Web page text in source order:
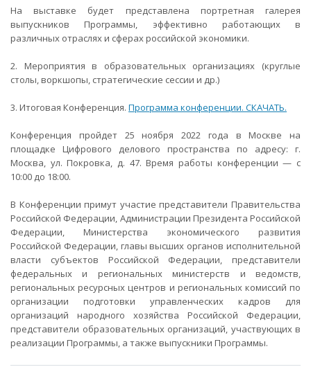
На выставке будет представлена портретная галерея
выпускников Программы, эффективно работающих в
различных отраслях и сферах российской экономики.
2. Мероприятия в образовательных организациях (круглые
столы, воркшопы, стратегические сессии и др.)
3. Итоговая Конференция. Программа конференции. СКАЧАТЬ.
Конференция пройдет 25 ноября 2022 года в Москве на
площадке Цифрового делового пространства по адресу: г.
Москва, ул. Покровка, д. 47. Время работы конференции — с
10:00 до 18:00.
В Конференции примут участие представители Правительства
Российской Федерации, Администрации Президента Российской
Федерации, Министерства экономического развития
Российской Федерации, главы высших органов исполнительной
власти субъектов Российской Федерации, представители
федеральных и региональных министерств и ведомств,
региональных ресурсных центров и региональных комиссий по
организации подготовки управленческих кадров для
организаций народного хозяйства Российской Федерации,
представители образовательных организаций, участвующих в
реализации Программы, а также выпускники Программы.